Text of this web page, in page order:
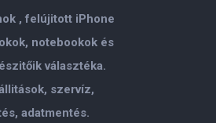
, felújitott iPhone
notebookok és
választéka.
szervíz,
adatmentés.